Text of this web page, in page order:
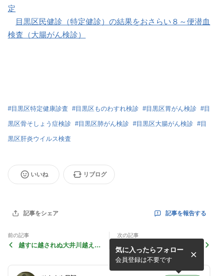
定
目黒区民健診（特定健診）の結果をおさらい８～便潜血
検査（大腸がん検診）
#目黒区特定健康診査 #目黒区ものわすれ検診 #目黒区胃がん検診 #目
黒区骨そしょう症検診 #目黒区肺がん検診 #目黒区大腸がん検診 #目
黒区肝炎ウイルス検査
いいね リブログ
記事をシェア 記事を報告する
前の記事
越すに越されぬ大井川越えて
次の記事
越すに越されぬ大井川越えて
9～線路は軋むよどこまでも
気に入ったらフォロー
会員登録は不要です